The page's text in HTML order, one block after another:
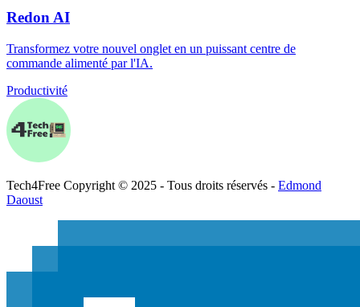
Redon AI
Transformez votre nouvel onglet en un puissant centre de
commande alimenté par l'IA.
Productivité
Tech4Free Copyright © 2025 - Tous droits réservés - Edmond
Daoust